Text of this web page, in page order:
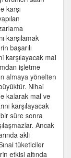
karşı
karşılamak
başarılı
karşılayacak mal
işletme
almaya yönelten
Nihai
kalarak mal ve
karşılayacak
bir süre sonra
Ancak
akli
tüketiciler
etkisi altında